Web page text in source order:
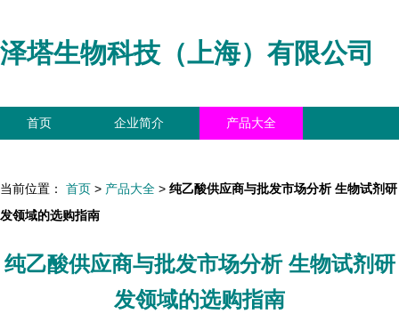
泽塔生物科技（上海）有限公司
首页 企业简介 产品大全
当前位置： 首页 > 产品大全 > 纯乙酸供应商与批发市场分析 生物试剂研
发领域的选购指南
纯乙酸供应商与批发市场分析 生物试剂研
发领域的选购指南